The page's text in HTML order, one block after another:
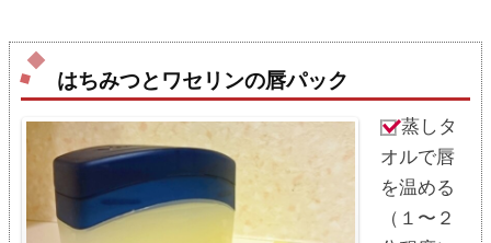
はちみつとワセリンの唇パック
蒸しタ
オルで唇
を温める
（１〜２